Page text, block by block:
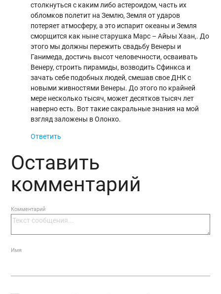
столкнуться с каким либо астероидом, часть их
обломков полетит на Землю, Земля от ударов
потеряет атмосферу, а это испарит океаны и Земля
сморщится как ныне старушка Марс – Айыы Хаан,. До
этого мы должны пережить свадьбу Венеры и
Ганимеда, достичь высот человечности, осваивать
Венеру, строить пирамиды, возводить Сфинкса и
зачать себе подобных людей, смешав свое ДНК с
новыми живностями Венеры. До этого по крайней
мере несколько тысяч, может десятков тысяч лет
наверно есть. Вот такие сакральные знания на мой
взгляд заложены в Олонхо.
Ответить
Оставить
комментарий
Комментарий
Имя